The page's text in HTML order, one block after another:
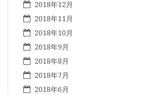
2018年12月
2018年11月
2018年10月
2018年9月
2018年8月
2018年7月
2018年6月